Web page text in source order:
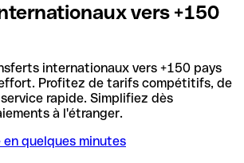
vers +150
internationaux vers +150 pays
Profitez de tarifs compétitifs, de
rapide. Simplifiez dès
à l'étranger.
quelques minutes